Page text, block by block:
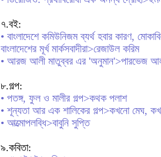
৭.বই:
• বাংলাদেশে কমিউনিজম ব্যর্থ হবার কারণ,
বাংলাদেশের মূর্খ মার্কসবাদীরা>রেজাউল করিম
• আরজ আলী মাতুব্বর এর 'অনুমান'>পারভেজ
৮.গল্প:
• পতঙ্গ, ফুল ও মালীর গল্প>কথক পলাশ
• শূন্যতা আর এক শালিকের গল্প>কখনো মেঘ,
• আত্মোপলব্ধি>বাবুনি সুপ্তি
৯.কবিতা: